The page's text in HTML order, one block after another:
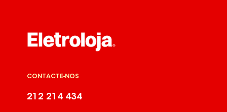
CONTACTE-NOS
212 214 434